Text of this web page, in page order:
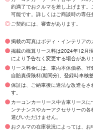
約満了でおクルマを差し上げます
可能です。詳しくはご商談時の専任
ご契約には、審査があります。
掲載の写真はボディ・インテリアの
掲載の概算リース料は2024年12月
により予告なく変更する場合があり
リース料金には、車両本体価格、登
自賠責保険料(期間分)、登録時車検
保証は、ご納車後に違法な改造を
す。
カーコンカーリース中古車リース
ンテナンスやカーアクセサリーの
選びいただけません。
おクルマの在庫状況によっては、お